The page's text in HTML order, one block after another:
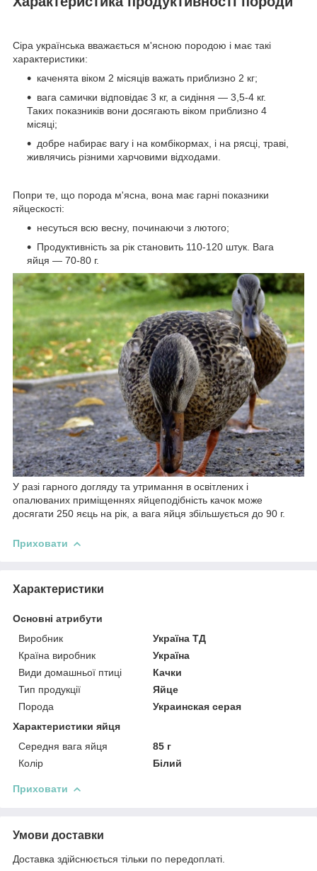
Сіра українська вважається м'ясною породою і має такі
характеристики:
каченята віком 2 місяців важать приблизно 2 кг;
вага самички відповідає 3 кг, а сидіння — 3,5-4 кг.
Таких показників вони досягають віком приблизно 4
місяці;
добре набирає вагу і на комбікормах, і на рясці, траві,
живлячись різними харчовими відходами.
Попри те, що порода м'ясна, вона має гарні показники
яйцескості:
несуться всю весну, починаючи з лютого;
Продуктивність за рік становить 110-120 штук. Вага
яйця — 70-80 г.
У разі гарного догляду та утримання в освітлених і
опалюваних приміщеннях яйцеподібність качок може
досягати 250 яєць на рік, а вага яйця збільшується до 90 г.
Приховати
Характеристики
Основні атрибути
Виробник
Україна ТД
Країна виробник
Україна
Види домашньої птиці
Качки
Тип продукції
Яйце
Порода
Украинская серая
Характеристики яйця
Середня вага яйця
85 г
Колір
Білий
Приховати
Умови доставки
Доставка здійснюється тільки по передоплаті.